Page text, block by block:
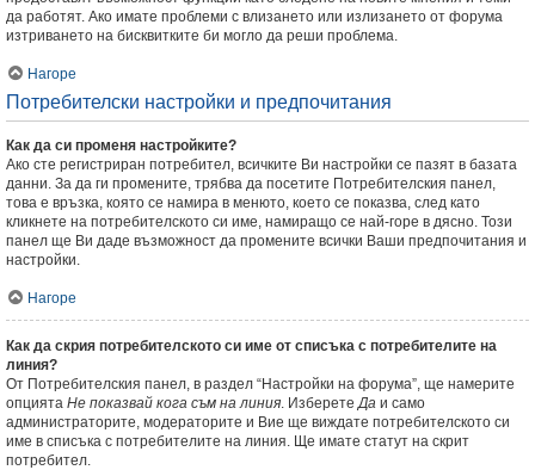
да работят. Ако имате проблеми с влизането или излизането от форума
изтриването на бисквитките би могло да реши проблема.
Нагоре
Потребителски настройки и предпочитания
Как да си променя настройките?
Ако сте регистриран потребител, всичките Ви настройки се пазят в базата
данни. За да ги промените, трябва да посетите Потребителския панел,
това е връзка, която се намира в менюто, което се показва, след като
кликнете на потребителското си име, намиращо се най-горе в дясно. Този
панел ще Ви даде възможност да промените всички Ваши предпочитания и
настройки.
Нагоре
Как да скрия потребителското си име от списъка с потребителите на
линия?
От Потребителския панел, в раздел “Настройки на форума”, ще намерите
опцията Не показвай кога съм на линия. ИзберетеДа и само
администраторите, модераторите и Вие ще виждате потребителското си
име в списъка с потребителите на линия. Ще имате статут на скрит
потребител.